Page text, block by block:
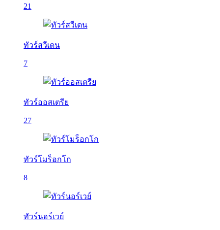
21
ทัวร์สวีเดน
7
ทัวร์ออสเตรีย
27
ทัวร์โมร็อกโก
8
ทัวร์นอร์เวย์